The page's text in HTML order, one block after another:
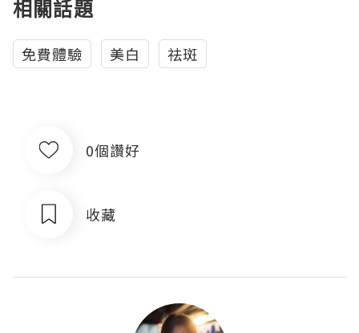
相關話題
免費體驗 美白 祛斑
0個讚好
收藏